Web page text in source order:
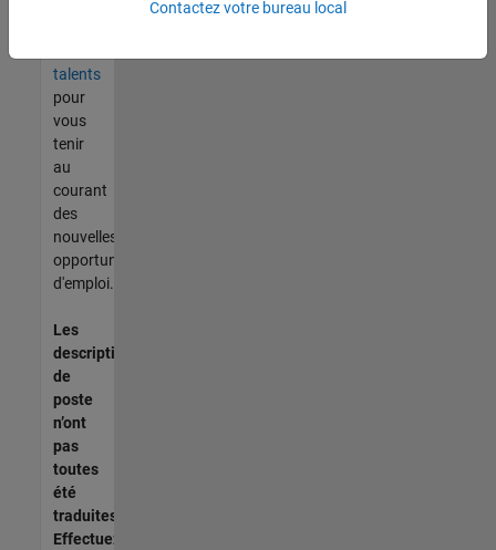
talents
pour
vous
tenir
au
courant
des
nouvelles
opportunités
d'emploi.
Les
descriptions
de
poste
n’ont
pas
toutes
été
traduites.
Effectuez
Contactez votre bureau local